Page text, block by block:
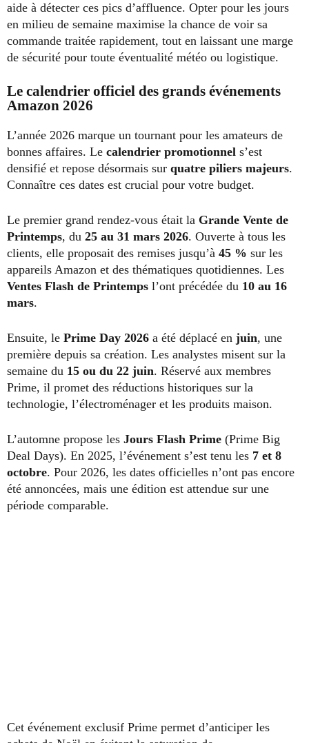
aide à détecter ces pics d’affluence. Opter pour les jours
en milieu de semaine maximise la chance de voir sa
commande traitée rapidement, tout en laissant une marge
de sécurité pour toute éventualité météo ou logistique.
Le calendrier officiel des grands événements
Amazon 2026
L’année 2026 marque un tournant pour les amateurs de
bonnes affaires. Le calendrier promotionnel s’est
densifié et repose désormais sur quatre piliers majeurs.
Connaître ces dates est crucial pour votre budget.
Le premier grand rendez-vous était la Grande Vente de
Printemps, du 25 au 31 mars 2026. Ouverte à tous les
clients, elle proposait des remises jusqu’à 45 % sur les
appareils Amazon et des thématiques quotidiennes. Les
Ventes Flash de Printemps l’ont précédée du 10 au 16
mars.
Ensuite, le Prime Day 2026 a été déplacé en juin, une
première depuis sa création. Les analystes misent sur la
semaine du 15 ou du 22 juin. Réservé aux membres
Prime, il promet des réductions historiques sur la
technologie, l’électroménager et les produits maison.
L’automne propose les Jours Flash Prime (Prime Big
Deal Days). En 2025, l’événement s’est tenu les 7 et 8
octobre. Pour 2026, les dates officielles n’ont pas encore
été annoncées, mais une édition est attendue sur une
période comparable.
Cet événement exclusif Prime permet d’anticiper les